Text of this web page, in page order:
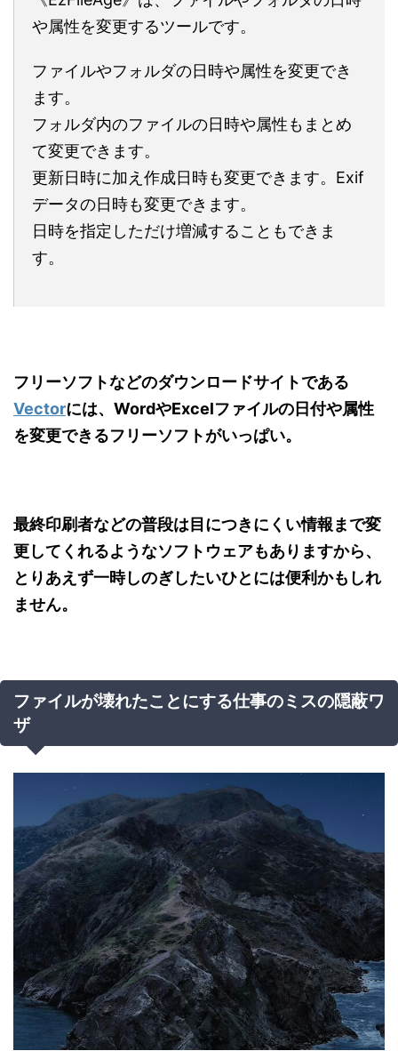
や属性を変更するツールです。
ファイルやフォルダの日時や属性を変更でき
ます。
フォルダ内のファイルの日時や属性もまとめ
て変更できます。
更新日時に加え作成日時も変更できます。Exif
データの日時も変更できます。
日時を指定しただけ増減することもできま
す。
フリーソフトなどのダウンロードサイトである
Vectorには、WordやExcelファイルの日付や属性
を変更できるフリーソフトがいっぱい。
最終印刷者などの普段は目につきにくい情報まで変
更してくれるようなソフトウェアもありますから、
とりあえず一時しのぎしたいひとには便利かもしれ
ません。
ファイルが壊れたことにする仕事のミスの隠蔽ワ
ザ